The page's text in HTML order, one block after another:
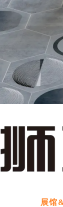
展馆